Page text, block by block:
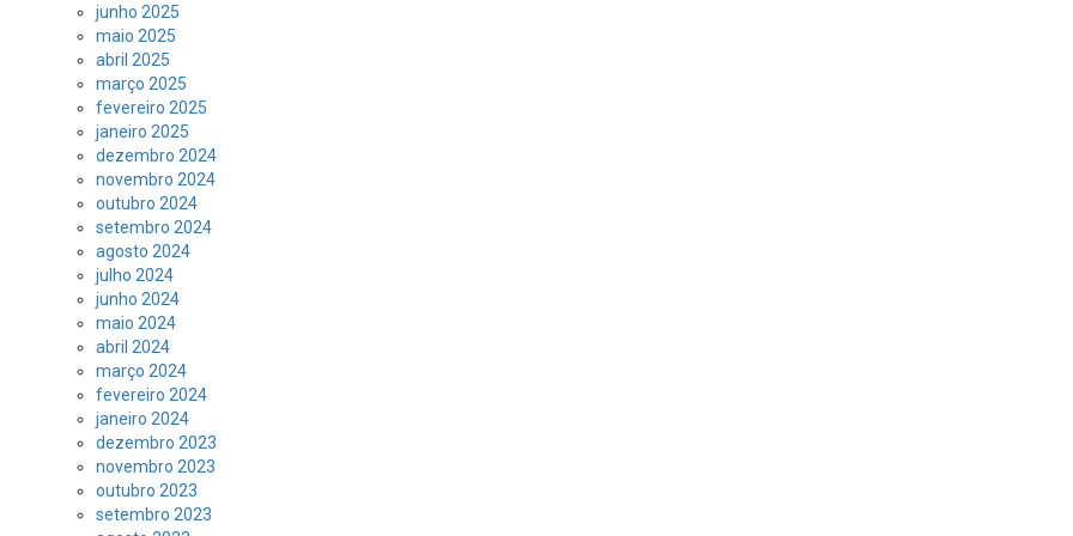
junho 2025
maio 2025
abril 2025
março 2025
fevereiro 2025
janeiro 2025
dezembro 2024
novembro 2024
outubro 2024
setembro 2024
agosto 2024
julho 2024
junho 2024
maio 2024
abril 2024
março 2024
fevereiro 2024
janeiro 2024
dezembro 2023
novembro 2023
outubro 2023
setembro 2023